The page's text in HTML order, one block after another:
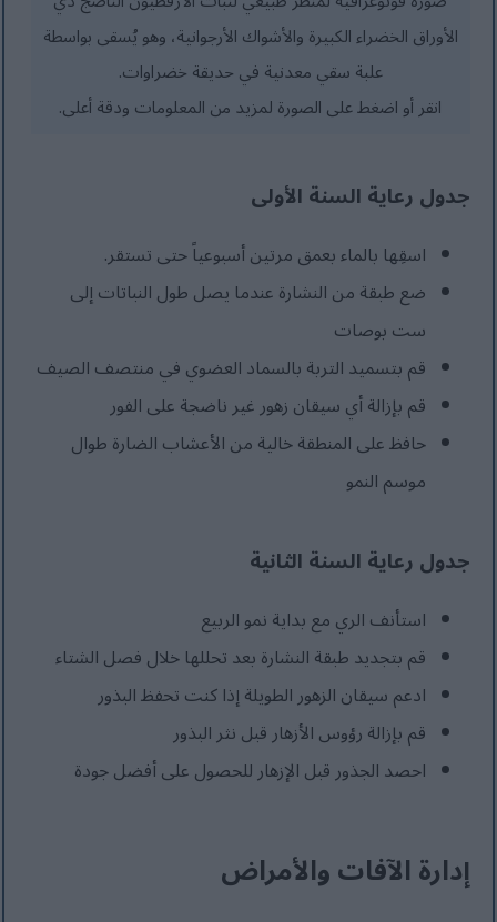
الأوراق الخضراء الكبيرة والأشواك الأرجوانية، وهو يُسقى بواسطة
علبة سقي معدنية في حديقة خضراوات.
انقر أو اضغط على الصورة لمزيد من المعلومات ودقة أعلى.
جدول رعاية السنة الأولى
اسقِها بالماء بعمق مرتين أسبوعياً حتى تستقر.
ضع طبقة من النشارة عندما يصل طول النباتات إلى
ست بوصات
قم بتسميد التربة بالسماد العضوي في منتصف الصيف
قم بإزالة أي سيقان زهور غير ناضجة على الفور
حافظ على المنطقة خالية من الأعشاب الضارة طوال
موسم النمو
جدول رعاية السنة الثانية
استأنف الري مع بداية نمو الربيع
قم بتجديد طبقة النشارة بعد تحللها خلال فصل الشتاء
ادعم سيقان الزهور الطويلة إذا كنت تحفظ البذور
قم بإزالة رؤوس الأزهار قبل نثر البذور
احصد الجذور قبل الإزهار للحصول على أفضل جودة
إدارة الآفات والأمراض